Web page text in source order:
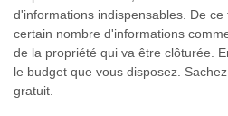
d'informations indispensables. De
certain nombre d'informations
de la propriété qui va être clôturée.
le budget que vous disposez.
gratuit.